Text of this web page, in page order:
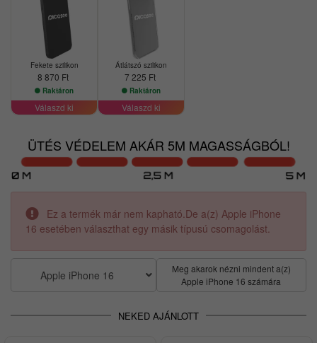
Fekete szilikon
8 870 Ft
Raktáron
Válaszd ki
Átlátszó szilikon
7 225 Ft
Raktáron
Válaszd ki
ÜTÉS VÉDELEM AKÁR 5M MAGASSÁGBÓL!
Ez a termék már nem kapható.De a(z) Apple iPhone
16 esetében választhat egy másik típusú csomagolást.
Apple iPhone 16
Meg akarok nézni mindent a(z)
Apple iPhone 16 számára
NEKED AJÁNLOTT